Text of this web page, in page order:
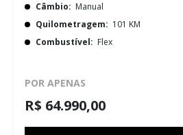
Câmbio: Manual
Quilometragem: 101 KM
Combustível: Flex
POR APENAS
R$ 64.990,00